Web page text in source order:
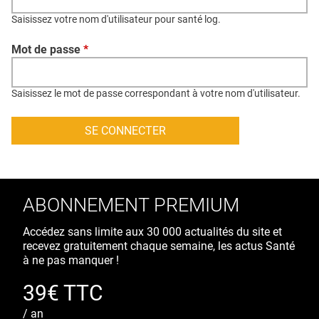
CONTACT
CRÉDITS
Saisissez votre nom d'utilisateur pour santé log.
Mot de passe *
Saisissez le mot de passe correspondant à votre nom d'utilisateur.
ABONNEMENT PREMIUM
Accédez sans limite aux 30 000 actualités du site et
recevez gratuitement chaque semaine, les actus Santé
à ne pas manquer !
39€ TTC
/ an